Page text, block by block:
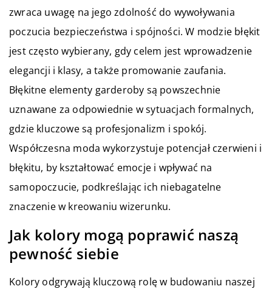
zwraca uwagę na jego zdolność do wywoływania
poczucia bezpieczeństwa i spójności. W modzie błękit
jest często wybierany, gdy celem jest wprowadzenie
elegancji i klasy, a także promowanie zaufania.
Błękitne elementy garderoby są powszechnie
uznawane za odpowiednie w sytuacjach formalnych,
gdzie kluczowe są profesjonalizm i spokój.
Współczesna moda wykorzystuje potencjał czerwieni i
błękitu, by kształtować emocje i wpływać na
samopoczucie, podkreślając ich niebagatelne
znaczenie w kreowaniu wizerunku.
Jak kolory mogą poprawić naszą
pewność siebie
Kolory odgrywają kluczową rolę w budowaniu naszej